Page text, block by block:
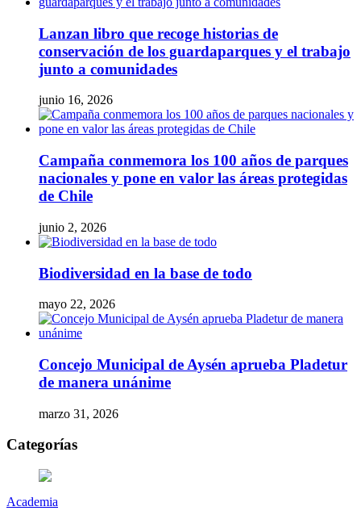
Lanzan libro que recoge historias de
conservación de los guardaparques y el trabajo
junto a comunidades
junio 16, 2026
Campaña conmemora los 100 años de parques
nacionales y pone en valor las áreas protegidas
de Chile
junio 2, 2026
Biodiversidad en la base de todo
mayo 22, 2026
Concejo Municipal de Aysén aprueba Pladetur
de manera unánime
marzo 31, 2026
Categorías
Academia